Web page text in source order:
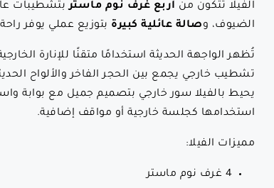
الفيلا تتكون من أربع غرف نوم ماستربتشطيبات
الضيوف، وصالة عائلية كبيرة بتوزيع عملي يوفر
تُظهر الواجهة الحديثة استخدامًا متقنًا للإنارة
تشطيب خارجي يجمع بين الحجر الفاخر والألواح
يحيط بالفيلا سور خارجي بتصميم جميل مع بوابة
استخدامها كجلسة خارجية أو مواقف إضافية.
مميزات الفيلا:
4 غرف نوم ماستر